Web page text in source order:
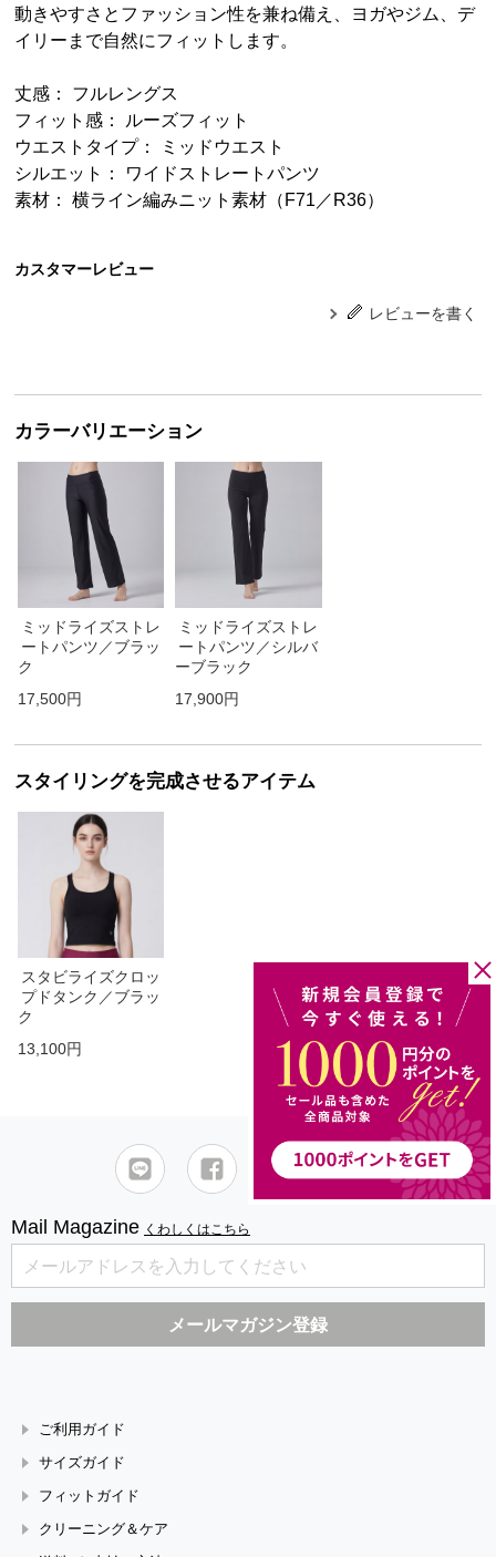
動きやすさとファッション性を兼ね備え、ヨガやジム、デ
イリーまで自然にフィットします。
丈感： フルレングス
フィット感： ルーズフィット
ウエストタイプ： ミッドウエスト
シルエット： ワイドストレートパンツ
素材： 横ライン編みニット素材（F71／R36）
カスタマーレビュー
レビューを書く
カラーバリエーション
ミッドライズストレ
ートパンツ／ブラッ
ク
17,500円
ミッドライズストレ
ートパンツ／シルバ
ーブラック
17,900円
スタイリングを完成させるアイテム
スタビライズクロッ
プドタンク／ブラッ
ク
13,100円
Mail Magazine くわしくはこちら
ご利用ガイド
サイズガイド
フィットガイド
クリーニング＆ケア